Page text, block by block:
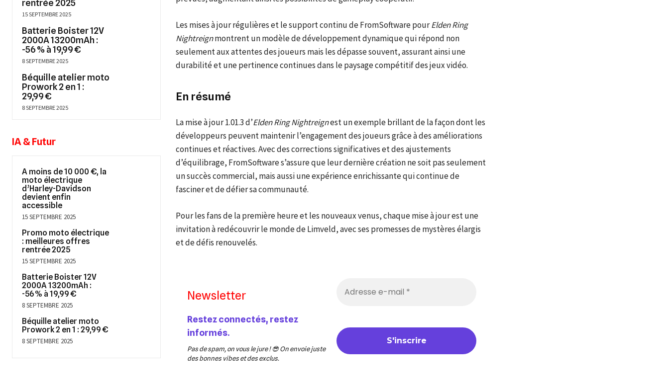
rentrée 2025
15 SEPTEMBRE 2025
Batterie Boister 12V
2000A 13200mAh :
-56 % à 19,99 €
8 SEPTEMBRE 2025
Béquille atelier moto
Prowork 2 en 1 :
29,99 €
8 SEPTEMBRE 2025
IA & Futur
A moins de 10 000 €, la
moto électrique
d’Harley-Davidson
devient enfin
accessible
15 SEPTEMBRE 2025
Promo moto électrique
: meilleures offres
rentrée 2025
15 SEPTEMBRE 2025
Batterie Boister 12V
2000A 13200mAh :
-56 % à 19,99 €
8 SEPTEMBRE 2025
Béquille atelier moto
Prowork 2 en 1 : 29,99 €
8 SEPTEMBRE 2025
Les mises à jour régulières et le support continu de FromSoftware pourElden Ring
Nightreignmontrent un modèle de développement dynamique qui répond non
seulement aux attentes des joueurs mais les dépasse souvent, assurant ainsi une
durabilité et une pertinence continues dans le paysage compétitif des jeux vidéo.
En résumé
La mise à jour 1.01.3 d’Elden Ring Nightreignest un exemple brillant de la façon dont les
développeurs peuvent maintenir l’engagement des joueurs grâce à des améliorations
continues et réactives. Avec des corrections significatives et des ajustements
d’équilibrage, FromSoftware s’assure que leur dernière création ne soit pas seulement
un succès commercial, mais aussi une expérience enrichissante qui continue de
fasciner et de défier sa communauté.
Pour les fans de la première heure et les nouveaux venus, chaque mise à jour est une
invitation à redécouvrir le monde de Limveld, avec ses promesses de mystères élargis
et de défis renouvelés.
Newsletter
Restez connectés, restez
informés.
Pas de spam, on vous le jure ! 😎 On envoie juste
des bonnes vibes et des exclus.